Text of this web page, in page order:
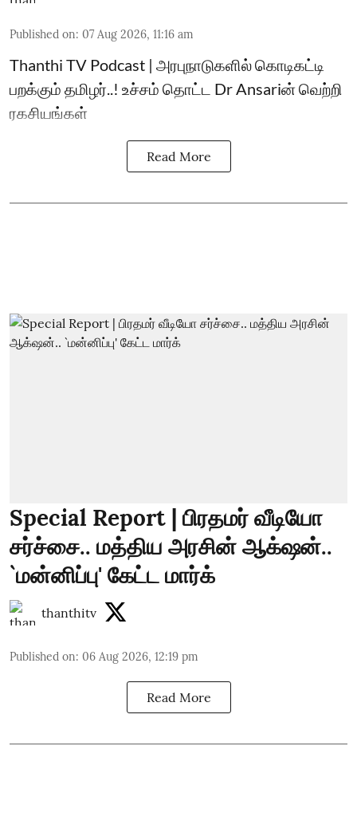
Published on: 07 Aug 2026, 11:16 am
Thanthi TV Podcast | அரபுநாடுகளில் கொடிகட்டி
பறக்கும் தமிழர்..! உச்சம் தொட்ட Dr Ansariன் வெற்றி
ரகசியங்கள்
Read More
Special Report | பிரதமர் வீடியோ
சர்ச்சை.. மத்திய அரசின் ஆக்‌ஷன்..
`மன்னிப்பு' கேட்ட மார்க்
thanthitv
Published on: 06 Aug 2026, 12:19 pm
Read More